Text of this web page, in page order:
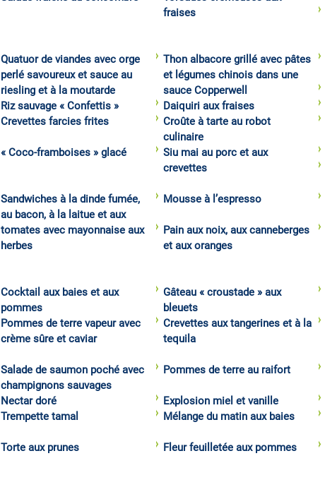
fraises
Quatuor de viandes avec orge
perlé savoureux et sauce au
riesling et à la moutarde
Thon albacore grillé avec pâtes
et légumes chinois dans une
sauce Copperwell
Riz sauvage « Confettis »
Daiquiri aux fraises
Crevettes farcies frites
Croûte à tarte au robot
culinaire
« Coco-framboises » glacé
Siu mai au porc et aux
crevettes
Sandwiches à la dinde fumée,
au bacon, à la laitue et aux
tomates avec mayonnaise aux
herbes
Mousse à l’espresso
Pain aux noix, aux canneberges
et aux oranges
Cocktail aux baies et aux
pommes
Gâteau « croustade » aux
bleuets
Pommes de terre vapeur avec
crème sûre et caviar
Crevettes aux tangerines et à la
tequila
Salade de saumon poché avec
champignons sauvages
Pommes de terre au raifort
Nectar doré
Explosion miel et vanille
Trempette tamal
Mélange du matin aux baies
Torte aux prunes
Fleur feuilletée aux pommes